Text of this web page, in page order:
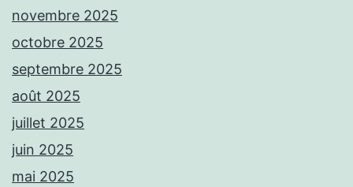
novembre 2025
octobre 2025
septembre 2025
août 2025
juillet 2025
juin 2025
mai 2025